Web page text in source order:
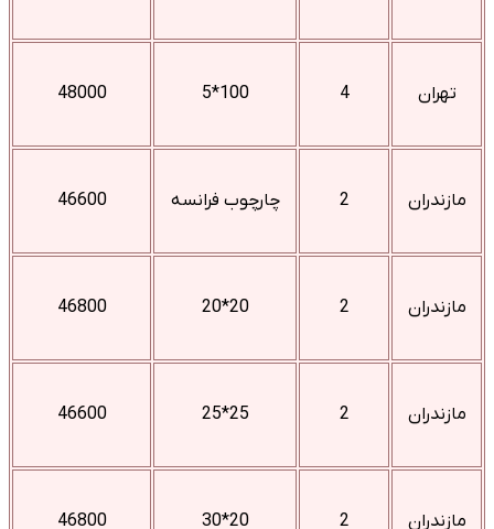
تهران 4
100*5
48000
مازندران 2 چارچوب فرانسه 46600
مازندران 2
20*20
46800
مازندران 2
25*25
46600
مازندران 2
20*30
46800